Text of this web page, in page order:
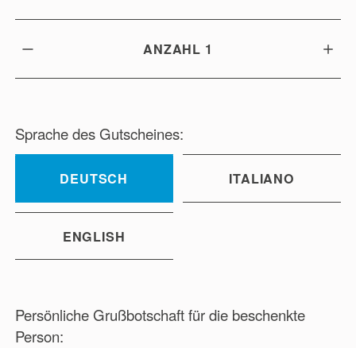
ANZAHL 1
Sprache des Gutscheines:
DEUTSCH ITALIANO
ENGLISH
Persönliche Grußbotschaft für die beschenkte
Person: